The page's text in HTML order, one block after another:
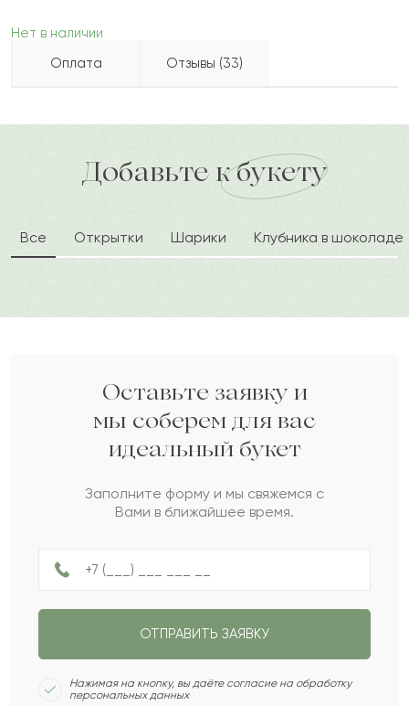
Нет в наличии
Оплата
Отзывы (33)
доставка по городу в течение часа
С 2023-02-08
Сарра
2023-02-03
А 2022-10-11
Аким
Т 2022-09-14
Төлеген
2022-06-22
Тереза
2022-05-10
Алемгуль
Галиаскар
И Ихлас
Добавьте к букету
Все Открытки Шарики Клубника в шоколаде
Оставьте заявку и
мы соберем для вас
идеальный букет
Заполните форму и мы свяжемся с
Вами в ближайшее время.
ОТПРАВИТЬ ЗАЯВКУ
Нажимая на кнопку, вы даёте согласие на обработку
персональных данных